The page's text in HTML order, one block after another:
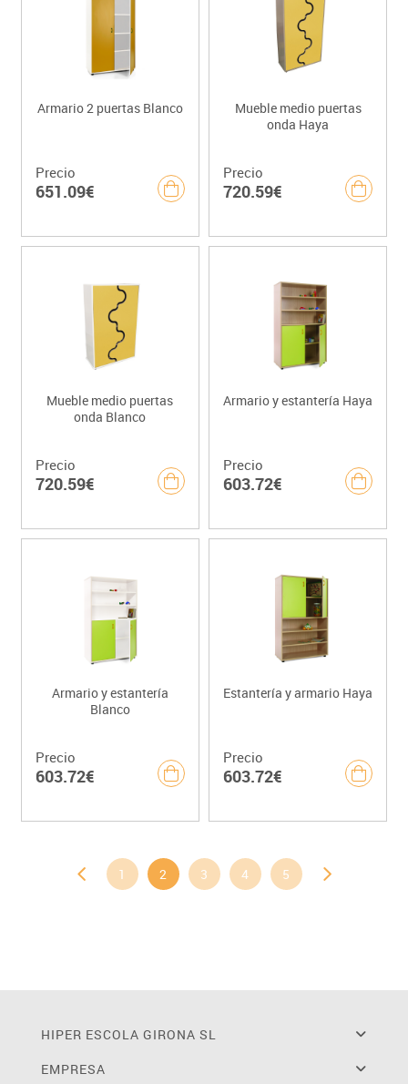
Armario 2 puertas Blanco
Precio
651.09€
Mueble medio puertas
onda Haya
Precio
720.59€
Mueble medio puertas
onda Blanco
Precio
720.59€
Armario y estantería Haya
Precio
603.72€
Armario y estantería
Blanco
Precio
603.72€
Estantería y armario Haya
Precio
603.72€
1 2 3 4 5
HIPER ESCOLA GIRONA SL
EMPRESA